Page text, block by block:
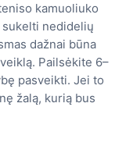
kamuoliuko
nedidelių
dažnai būna
Pailsėkite 6–
pasveikti. Jei to
žalą, kurią bus